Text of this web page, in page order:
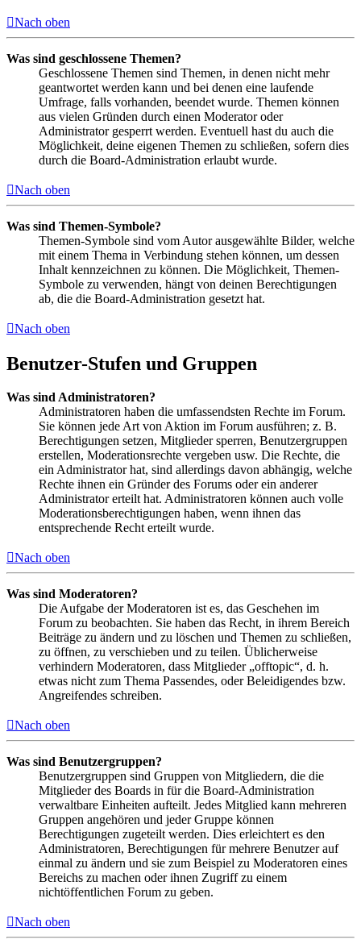
Nach oben
Was sind geschlossene Themen?
Geschlossene Themen sind Themen, in denen nicht mehr
geantwortet werden kann und bei denen eine laufende
Umfrage, falls vorhanden, beendet wurde. Themen können
aus vielen Gründen durch einen Moderator oder
Administrator gesperrt werden. Eventuell hast du auch die
Möglichkeit, deine eigenen Themen zu schließen, sofern dies
durch die Board-Administration erlaubt wurde.
Nach oben
Was sind Themen-Symbole?
Themen-Symbole sind vom Autor ausgewählte Bilder, welche
mit einem Thema in Verbindung stehen können, um dessen
Inhalt kennzeichnen zu können. Die Möglichkeit, Themen-
Symbole zu verwenden, hängt von deinen Berechtigungen
ab, die die Board-Administration gesetzt hat.
Nach oben
Benutzer-Stufen und Gruppen
Was sind Administratoren?
Administratoren haben die umfassendsten Rechte im Forum.
Sie können jede Art von Aktion im Forum ausführen; z. B.
Berechtigungen setzen, Mitglieder sperren, Benutzergruppen
erstellen, Moderationsrechte vergeben usw. Die Rechte, die
ein Administrator hat, sind allerdings davon abhängig, welche
Rechte ihnen ein Gründer des Forums oder ein anderer
Administrator erteilt hat. Administratoren können auch volle
Moderationsberechtigungen haben, wenn ihnen das
entsprechende Recht erteilt wurde.
Nach oben
Was sind Moderatoren?
Die Aufgabe der Moderatoren ist es, das Geschehen im
Forum zu beobachten. Sie haben das Recht, in ihrem Bereich
Beiträge zu ändern und zu löschen und Themen zu schließen,
zu öffnen, zu verschieben und zu teilen. Üblicherweise
verhindern Moderatoren, dass Mitglieder „offtopic“, d. h.
etwas nicht zum Thema Passendes, oder Beleidigendes bzw.
Angreifendes schreiben.
Nach oben
Was sind Benutzergruppen?
Benutzergruppen sind Gruppen von Mitgliedern, die die
Mitglieder des Boards in für die Board-Administration
verwaltbare Einheiten aufteilt. Jedes Mitglied kann mehreren
Gruppen angehören und jeder Gruppe können
Berechtigungen zugeteilt werden. Dies erleichtert es den
Administratoren, Berechtigungen für mehrere Benutzer auf
einmal zu ändern und sie zum Beispiel zu Moderatoren eines
Bereichs zu machen oder ihnen Zugriff zu einem
nichtöffentlichen Forum zu geben.
Nach oben